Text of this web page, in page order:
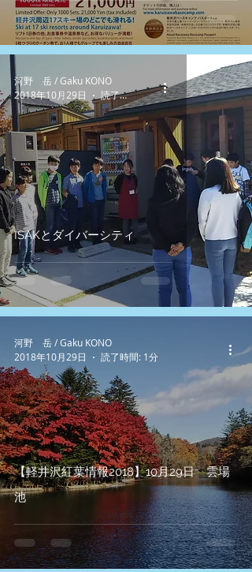
ISAKとダイバーシティ
河野 岳 / Gaku KONO
2018年10月29日
読了時間: 1分
【軽井沢紅葉情報2018】10月29日 雲場
池
河野 岳 / Gaku KONO
2018年10月29日
読了時間: 1分